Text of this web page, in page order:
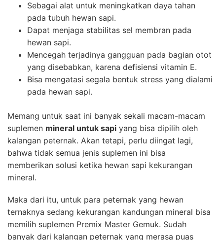
Sebagai alat untuk meningkatkan daya tahan
pada tubuh hewan sapi.
Dapat menjaga stabilitas sel membran pada
hewan sapi.
Mencegah terjadinya gangguan pada bagian otot
yang disebabkan, karena defisiensi vitamin E.
Bisa mengatasi segala bentuk stress yang dialami
pada hewan sapi.
Memang untuk saat ini banyak sekali macam-macam
suplemen mineral untuk sapi yang bisa dipilih oleh
kalangan peternak. Akan tetapi, perlu diingat lagi,
bahwa tidak semua jenis suplemen ini bisa
memberikan solusi ketika hewan sapi kekurangan
mineral.
Maka dari itu, untuk para peternak yang hewan
ternaknya sedang kekurangan kandungan mineral bisa
memilih suplemen Premix Master Gemuk. Sudah
banyak dari kalangan peternak yang merasa puas